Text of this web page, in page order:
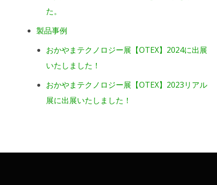
た。
製品事例
おかやまテクノロジー展【OTEX】2024に出展
いたしました！
おかやまテクノロジー展【OTEX】2023リアル
展に出展いたしました！